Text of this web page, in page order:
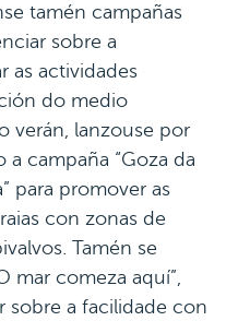
tamén campañas
sobre a
as actividades
do medio
verán, lanzouse por
campaña “Goza da
para promover as
con zonas de
Tamén se
mar comeza aquí”,
sobre a facilidade con